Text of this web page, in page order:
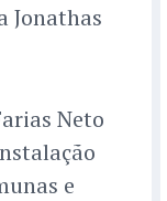
Jonathas
Neto
e